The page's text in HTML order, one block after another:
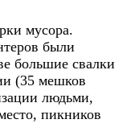
мусора.
были
большие свалки
(35 мешков
людьми,
пикников